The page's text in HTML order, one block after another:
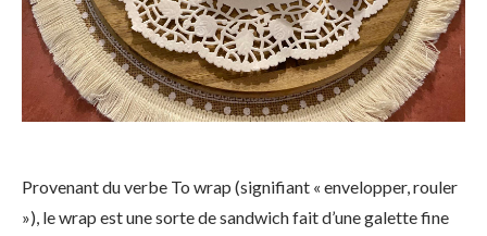
Provenant du verbe To wrap (signifiant « envelopper, rouler
»), le wrap est une sorte de sandwich fait d’une galette fine